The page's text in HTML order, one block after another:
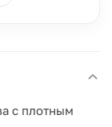
с плотным